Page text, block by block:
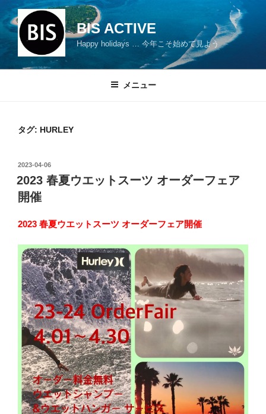
ン
テ
ン
BIS ACTIVE
Happy holidays … 今年こそ始めて見よう
メニュー
タグ: HURLEY
投
稿
日:
2023-04-06
2023 春夏ウエットスーツ オーダーフェア
開催
2023 春夏ウエットスーツ オーダーフェア開催